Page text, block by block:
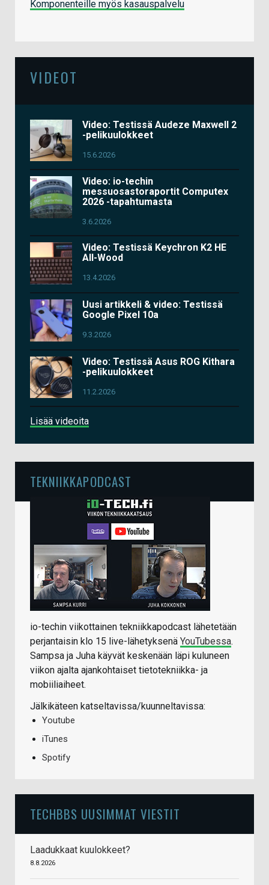
Komponenteille myös kasauspalvelu
VIDEOT
Video: Testissä Audeze Maxwell 2
-pelikuulokkeet
15.6.2026
Video: io-techin
messuosastoraportit Computex
2026 -tapahtumasta
3.6.2026
Video: Testissä Keychron K2 HE
All-Wood
13.4.2026
Uusi artikkeli & video: Testissä
Google Pixel 10a
9.3.2026
Video: Testissä Asus ROG Kithara
-pelikuulokkeet
11.2.2026
Lisää videoita
TEKNIIKKAPODCAST
io-techin viikottainen tekniikkapodcast lähetetään
perjantaisin klo 15 live-lähetyksenä YouTubessa.
Sampsa ja Juha käyvät keskenään läpi kuluneen
viikon ajalta ajankohtaiset tietotekniikka- ja
mobiiliaiheet.
Jälkikäteen katseltavissa/kuunneltavissa:
Youtube
iTunes
Spotify
TECHBBS UUSIMMAT VIESTIT
Laadukkaat kuulokkeet?
8.8.2026